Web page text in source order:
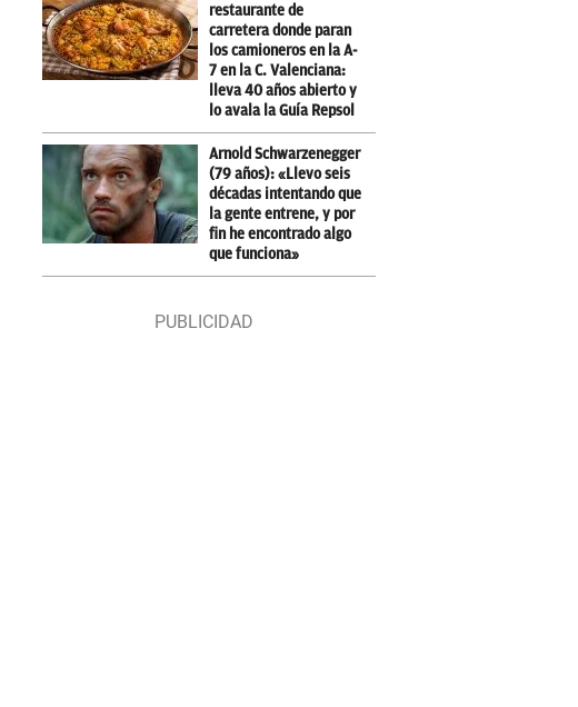
restaurante de
carretera donde paran
los camioneros en la A-
7 en la C. Valenciana:
lleva 40 años abierto y
lo avala la Guía Repsol
Arnold Schwarzenegger
(79 años): «Llevo seis
décadas intentando que
la gente entrene, y por
fin he encontrado algo
que funciona»